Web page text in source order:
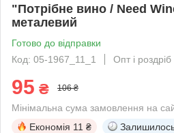
"Потрібне вино / Need
металевий
Готово до відправки
Код: 05-1967_11_1
Опт і роздріб
95 ₴ 106 ₴
Мінімальна сума замовлення на
Економія 11 ₴